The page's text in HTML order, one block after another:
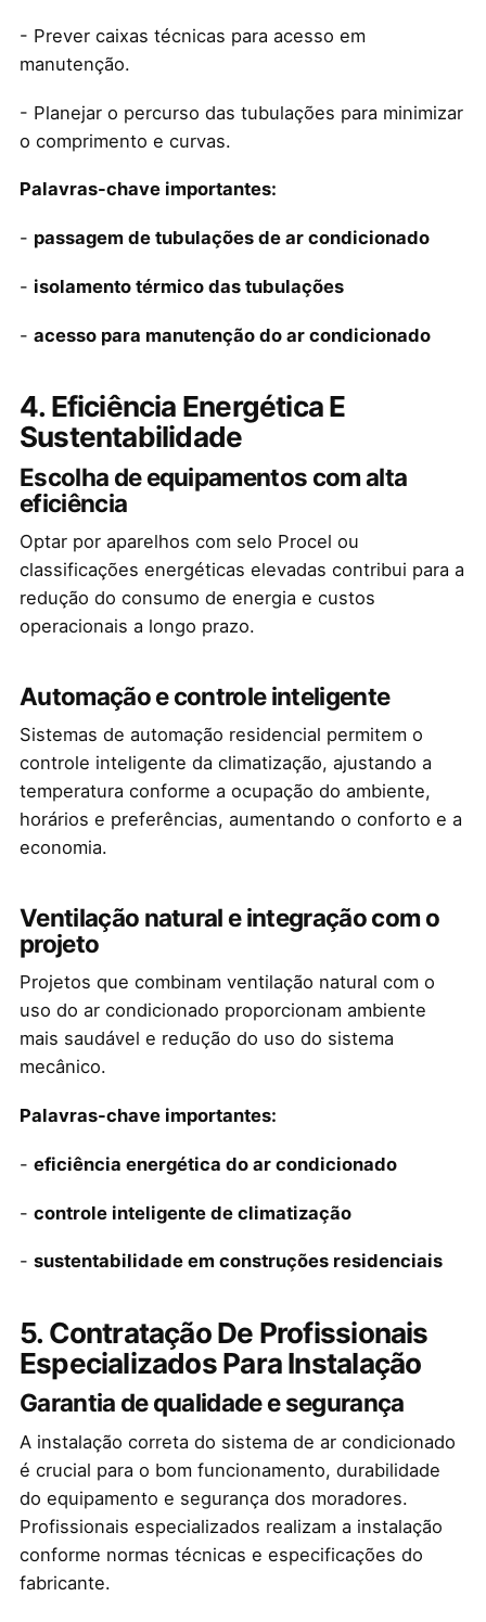
- Prever caixas técnicas para acesso em
manutenção.
- Planejar o percurso das tubulações para minimizar
o comprimento e curvas.
Palavras-chave importantes:
- passagem de tubulações de ar condicionado
- isolamento térmico das tubulações
- acesso para manutenção do ar condicionado
4. Eficiência Energética E
Sustentabilidade
Escolha de equipamentos com alta
eficiência
Optar por aparelhos com selo Procel ou
classificações energéticas elevadas contribui para a
redução do consumo de energia e custos
operacionais a longo prazo.
Automação e controle inteligente
Sistemas de automação residencial permitem o
controle inteligente da climatização, ajustando a
temperatura conforme a ocupação do ambiente,
horários e preferências, aumentando o conforto e a
economia.
Ventilação natural e integração com o
projeto
Projetos que combinam ventilação natural com o
uso do ar condicionado proporcionam ambiente
mais saudável e redução do uso do sistema
mecânico.
Palavras-chave importantes:
- eficiência energética do ar condicionado
- controle inteligente de climatização
- sustentabilidade em construções residenciais
5. Contratação De Profissionais
Especializados Para Instalação
Garantia de qualidade e segurança
A instalação correta do sistema de ar condicionado
é crucial para o bom funcionamento, durabilidade
do equipamento e segurança dos moradores.
Profissionais especializados realizam a instalação
conforme normas técnicas e especificações do
fabricante.